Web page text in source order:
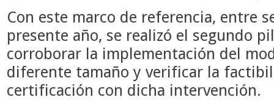
Con este marco de referencia, entre
presente año, se realizó el segundo
corroborar la implementación del
diferente tamaño y verificar la
certificación con dicha intervención.